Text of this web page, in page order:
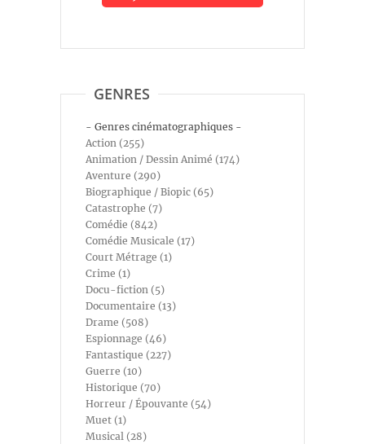
GENRES
- Genres cinématographiques -
Action (255)
Animation / Dessin Animé (174)
Aventure (290)
Biographique / Biopic (65)
Catastrophe (7)
Comédie (842)
Comédie Musicale (17)
Court Métrage (1)
Crime (1)
Docu-fiction (5)
Documentaire (13)
Drame (508)
Espionnage (46)
Fantastique (227)
Guerre (10)
Historique (70)
Horreur / Épouvante (54)
Muet (1)
Musical (28)